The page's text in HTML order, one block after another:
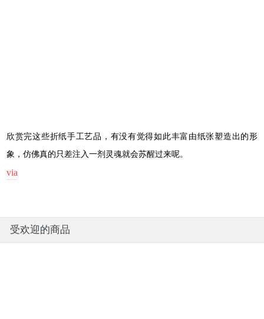
欣赏完这些折纸手工艺品，有没有觉得如此丰富由纸张塑造出的形
象，仿佛真的只差注入一剂灵魂就会苏醒过来呢。
via
受欢迎的商品